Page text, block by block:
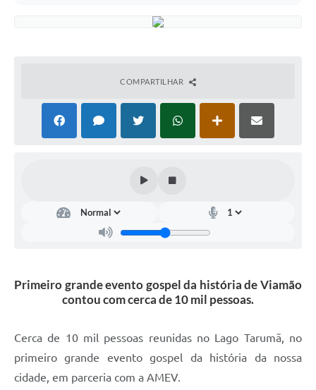
COMPARTILHAR
Primeiro grande evento gospel da história de Viamão
contou com cerca de 10 mil pessoas.
Cerca de 10 mil pessoas reunidas no Lago Tarumã, no
primeiro grande evento gospel da história da nossa
cidade, em parceria com a AMEV.